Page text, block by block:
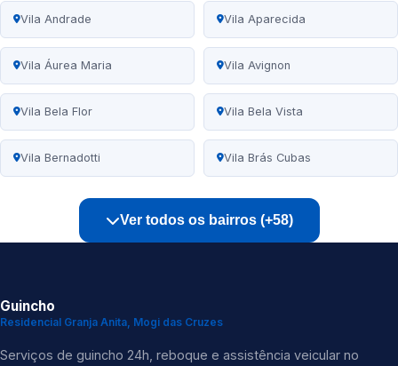
Vila Andrade Vila Aparecida
Vila Áurea Maria Vila Avignon
Vila Bela Flor Vila Bela Vista
Vila Bernadotti Vila Brás Cubas
Ver todos os bairros (+58)
Guincho
Residencial Granja Anita, Mogi das Cruzes
Serviços de guincho 24h, reboque e assistência veicular no